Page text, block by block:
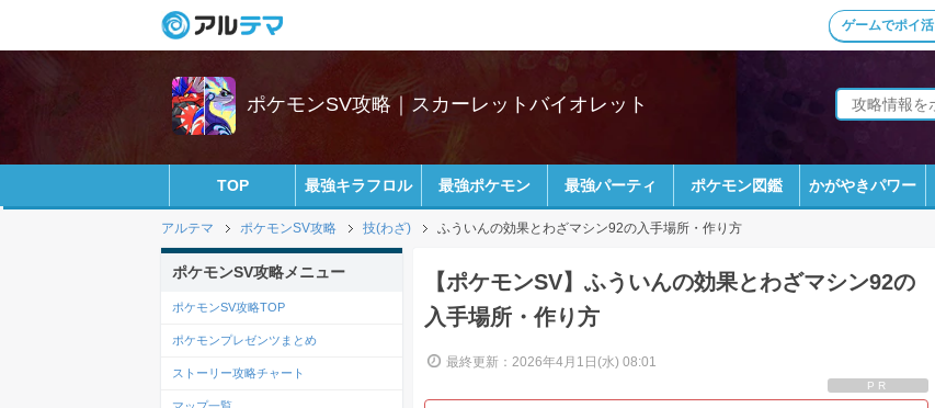
ゲームでポイ活
ポケモンSV攻略｜スカーレットバイオレット
TOP 最強キラフロル 最強ポケモン 最強パーティ ポケモン図鑑 かがやきパワー
アルテマ ポケモンSV攻略 技(わざ) ふういんの効果とわざマシン92の入手場所・作り方
【ポケモンSV】ふういんの効果とわざマシン92の
入手場所・作り方
最終更新：2026年4月1日(水) 08:01
PR
ポケモンSV攻略メニュー
ポケモンSV攻略TOP
ポケモンプレゼンツまとめ
ストーリー攻略チャート
マップ一覧